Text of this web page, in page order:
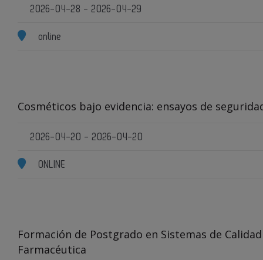
2026-04-28 - 2026-04-29
online
Cosméticos bajo evidencia: ensayos de
2026-04-20 - 2026-04-20
ONLINE
Formación de Postgrado en Sistemas de
Farmacéutica